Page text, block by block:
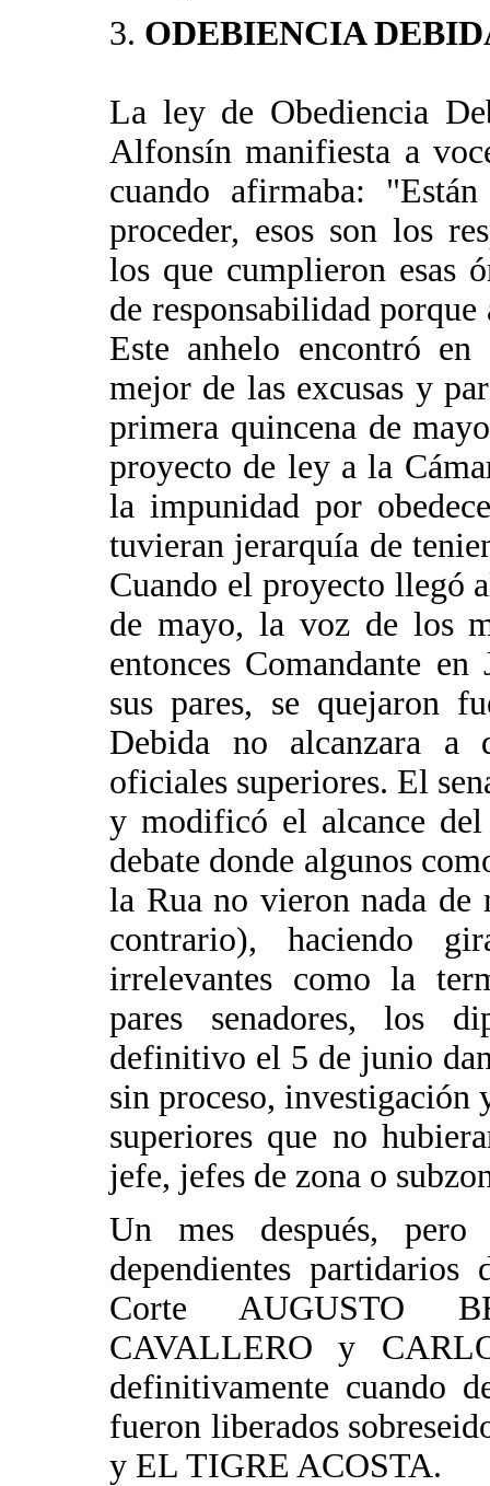
3. ODEBIENCIA
La ley de Obediencia
Alfonsín manifiesta a
cuando afirmaba:
proceder, esos son los
los que cumplieron esas
de responsabilidad
Este anhelo encontró
mejor de las excusas y
primera quincena de
proyecto de ley a la
la impunidad por
tuvieran jerarquía de
Cuando el proyecto llegó
de mayo, la voz de los
entonces Comandante
sus pares, se quejaron
Debida no alcanzara a
oficiales superiores. El
y modificó el alcance
debate donde algunos
la Rua no vieron nada
contrario), haciendo
irrelevantes como la
pares senadores, los
definitivo el 5 de junio
sin proceso, investigación
superiores que no
jefe, jefes de zona o
Un mes después,
dependientes
Corte AUGUSTO
CAVALLERO y
definitivamente cuando
fueron liberados
y EL TIGRE ACOSTA.